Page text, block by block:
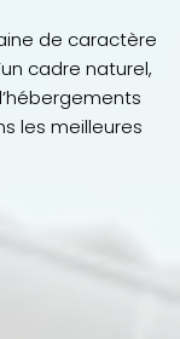
de caractère
cadre naturel,
les meilleures